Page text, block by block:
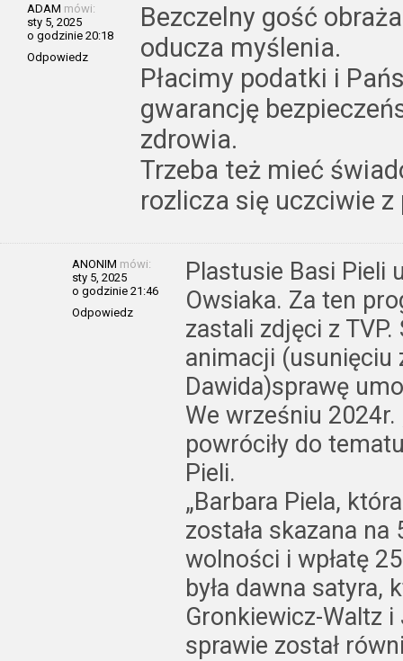
ADAM mówi:
sty 5, 2025
o godzinie 20:18
Odpowiedz
Bezczelny gość
oducza myślenia.
Płacimy podatki i
gwarancję
zdrowia.
Trzeba też mieć
rozlicza się uczciwie z
ANONIM mówi:
sty 5, 2025
o godzinie 21:46
Odpowiedz
Plastusie Basi Pieli
Owsiaka. Za ten
zastali zdjęci z
animacji (usunięciu
Dawida)sprawę
We wrześniu
powróciły do
Pieli.
„Barbara Piela,
została skazana
wolności i wpłatę
była dawna satyra,
Gronkiewicz-Waltz
sprawie został